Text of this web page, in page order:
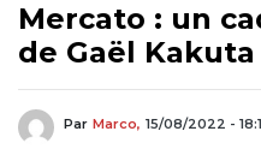
Mercato : un
de Gaël
Par Marco, 15/08/2022 -